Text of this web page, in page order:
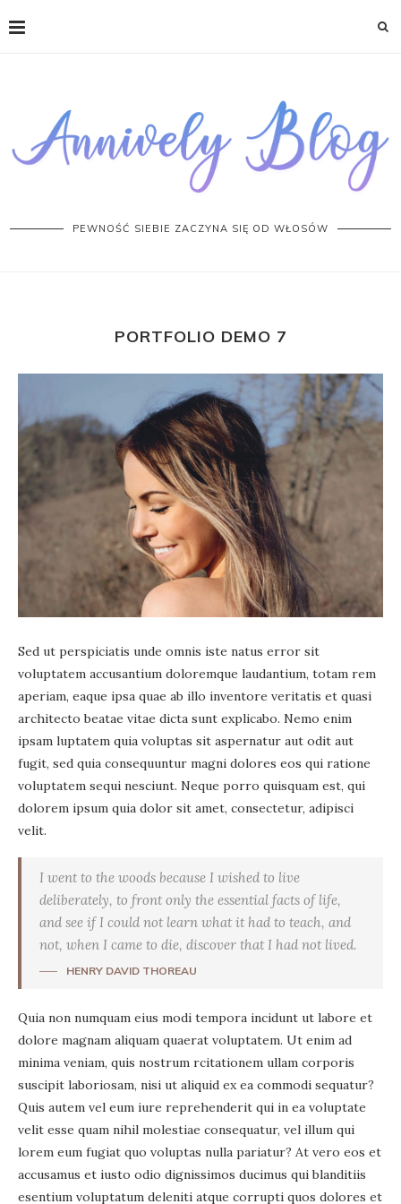
PEWNOŚĆ SIEBIE ZACZYNA SIĘ OD WŁOSÓW
PORTFOLIO DEMO 7
Sed ut perspiciatis unde omnis iste natus error sit
voluptatem accusantium doloremque laudantium, totam rem
aperiam, eaque ipsa quae ab illo inventore veritatis et quasi
architecto beatae vitae dicta sunt explicabo. Nemo enim
ipsam luptatem quia voluptas sit aspernatur aut odit aut
fugit, sed quia consequuntur magni dolores eos qui ratione
voluptatem sequi nesciunt. Neque porro quisquam est, qui
dolorem ipsum quia dolor sit amet, consectetur, adipisci
velit.
I went to the woods because I wished to live
deliberately, to front only the essential facts of life,
and see if I could not learn what it had to teach, and
not, when I came to die, discover that I had not lived.
HENRY DAVID THOREAU
Quia non numquam eius modi tempora incidunt ut labore et
dolore magnam aliquam quaerat voluptatem. Ut enim ad
minima veniam, quis nostrum rcitationem ullam corporis
suscipit laboriosam, nisi ut aliquid ex ea commodi sequatur?
Quis autem vel eum iure reprehenderit qui in ea voluptate
velit esse quam nihil molestiae consequatur, vel illum qui
lorem eum fugiat quo voluptas nulla pariatur? At vero eos et
accusamus et iusto odio dignissimos ducimus qui blanditiis
esentium voluptatum deleniti atque corrupti quos dolores et